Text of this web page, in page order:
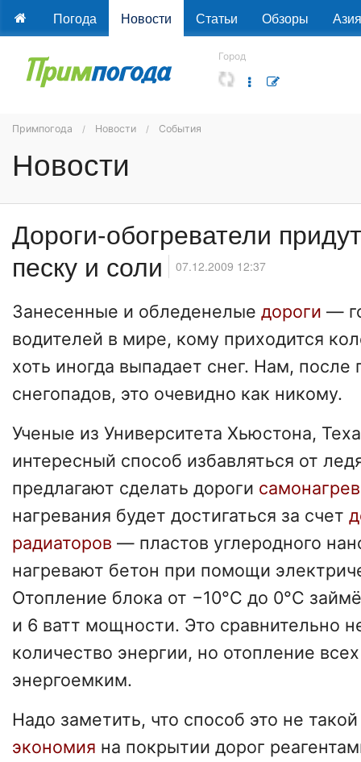
Погода Новости Статьи Обзоры Азия
Город
Примпогода Новости События
Новости
Дороги-обогреватели
песку и соли
07.12.2009 12:37
Занесенные и обледенелые дороги —
водителей в мире, кому приходится
хоть иногда выпадает снег. Нам,
снегопадов, это очевидно как никому.
Ученые из Университета Хьюстона,
интересный способ избавляться от
предлагают сделать дороги
нагревания будет достигаться за счет
радиаторов — пластов углеродного
нагревают бетон при помощи
Отопление блока от −10°C до 0°C
и 6 ватт мощности. Это сравнительно
количество энергии, но отопление
энергоемким.
Надо заметить, что способ это не
экономия на покрытии дорог